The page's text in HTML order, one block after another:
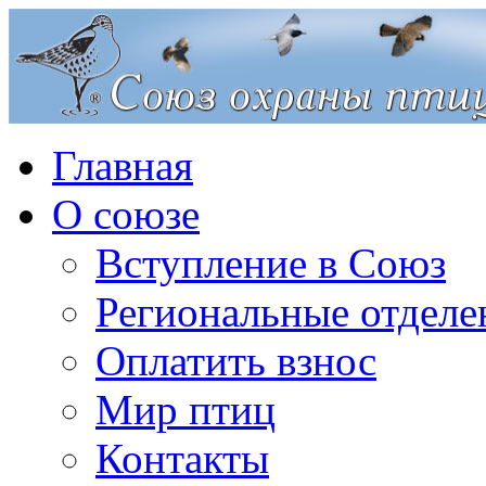
Главная
О союзе
Вступление в Союз
Региональные
Оплатить взнос
Мир птиц
Контакты